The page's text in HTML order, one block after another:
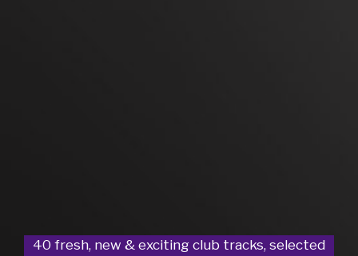
40 fresh, new & exciting club tracks, selected